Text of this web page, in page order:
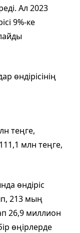
Ал 2023
9%-ке
өндірісінің
теңге,
млн теңге,
өндіріс
213 мың
26,9 миллион
өңірлерде